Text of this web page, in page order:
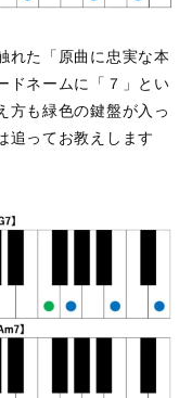
れた「原曲に忠実な本
ネームに「７」とい
方も緑色の鍵盤が入っ
追ってお教えします